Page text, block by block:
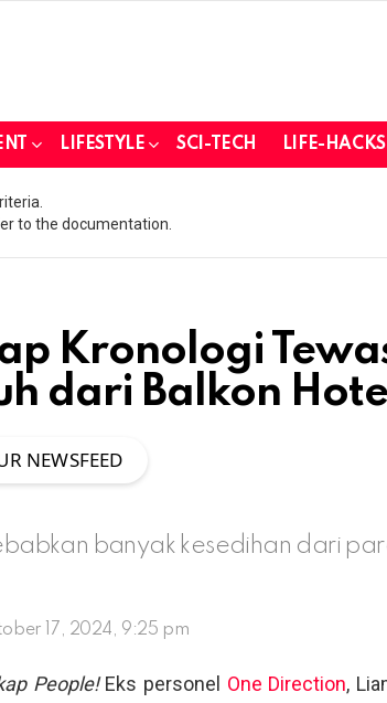
LIFESTYLE SCI-TECH LIFE-HACKS
to the documentation.
Kronologi
dari Balkon Hotel
NEWSFEED
banyak kesedihan dari
17, 2024, 9:25 pm
People!Eks personel One Direction,